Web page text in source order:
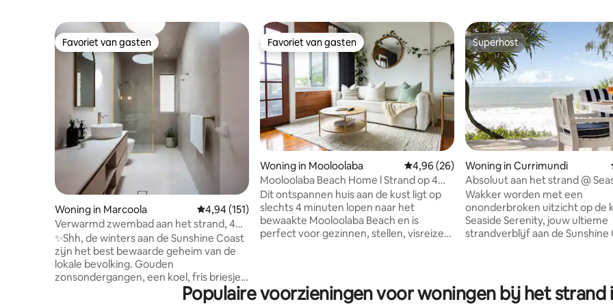
Favoriet van gasten
Favoriet van gasten
Woning in Marcoola Gemiddelde beoordeling van 4,94 uit 5, 151 recensies
4,94 (151)
Verwarmd zwembad aan het strand, 4
slaapkamers, huisdieren toegestaan,
360°-dak
✨Shh, de winters aan de Sunshine Coast
zijn het best bewaarde geheim van de
lokale bevolking. Gouden
zonsondergangen, een koel, fris briesje
vanaf de oceaan en een strand dat
aanvoelt alsof het helemaal van jou is. En
Favoriet van gasten
Favoriet van gasten
Woning in Mooloolaba Gemiddelde beoordeling van 4,96 uit 5, 26
4,96 (26)
Mooloolaba Beach Home l Strand op 4
minuten l 8 slaapplaatsen
Dit ontspannen huis aan de kust ligt op
slechts 4 minuten lopen naar het
bewaakte Mooloolaba Beach en is
perfect voor gezinnen, stellen, visreizen
bewaakte Mooloolaba Beach. ✨
Favorieten van gasten: • Loop overal
Superhost
Superhost
Woning in Currimundi
Absoluut aan het strand @
Serenity Sunshine Coast
Wakker worden met een
ononderbroken uitzicht op de
Seaside Serenity, jouw ultieme
strandverblijf aan de Sunshine
airconditioning, moderne
en beveiligde
Populaire voorzieningen voor woningen bij het strand